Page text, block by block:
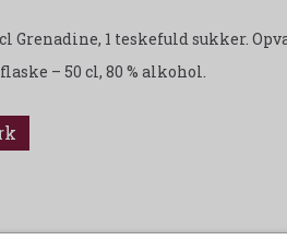
cl Grenadine, 1 teskefuld sukker.
– 50 cl, 80 % alkohol.